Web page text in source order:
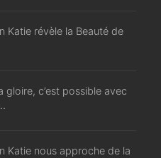
Katie révèle la Beauté de
gloire, c’est possible avec
Katie nous approche de la